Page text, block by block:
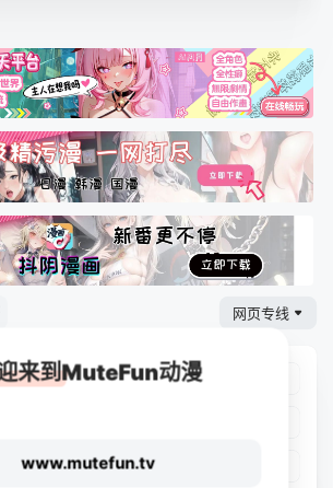
网页专线
第02集 第03集
第10集 第11集
来到MuteFun动漫
www.mutefun.tv